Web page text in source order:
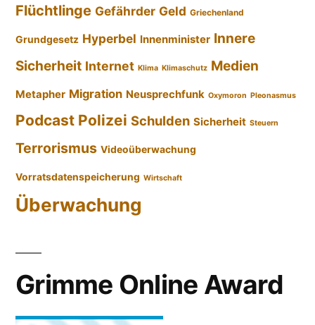
Flüchtlinge Gefährder Geld Griechenland
Grundgesetz Hyperbel Innenminister Innere
Sicherheit Internet Klima Klimaschutz Medien
Metapher Migration Neusprechfunk Oxymoron Pleonasmus
Podcast Polizei Schulden Sicherheit Steuern
Terrorismus Videoüberwachung
Vorratsdatenspeicherung Wirtschaft
Überwachung
Grimme Online Award